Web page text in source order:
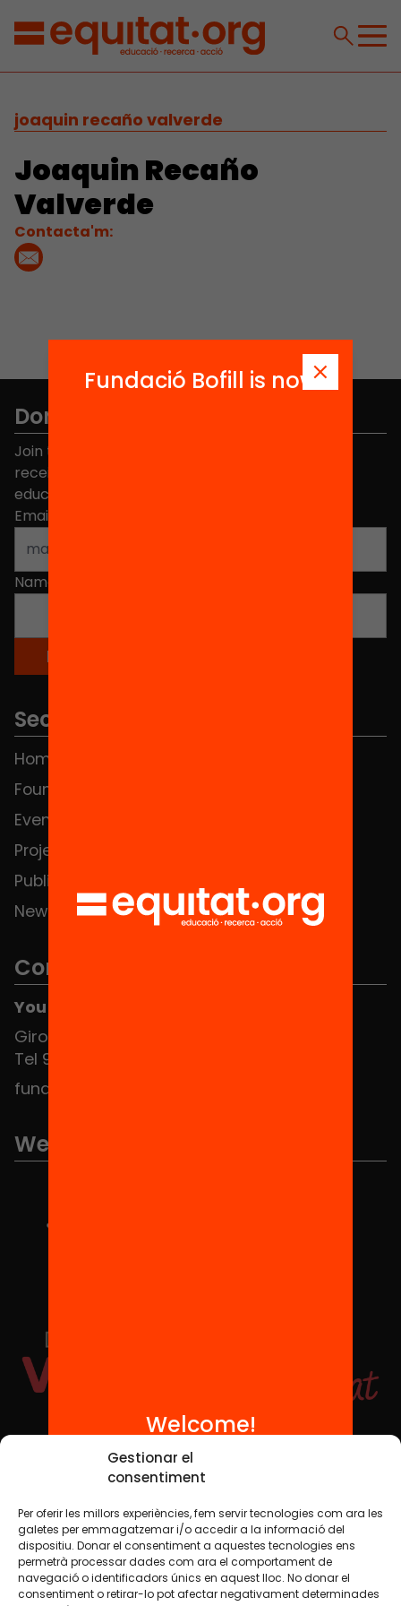
Gestionar el
consentiment
Per oferir les millors experiències, fem servir tecnologies com ara les
galetes per emmagatzemar i/o accedir a la informació del
dispositiu. Donar el consentiment a aquestes tecnologies ens
permetrà processar dades com ara el comportament de
navegació o identificadors únics en aquest lloc. No donar el
consentiment o retirar-lo pot afectar negativament determinades
joaquin recaño valverde
Joaquin Recaño
Valverde
Contacta'm:
Don't miss anything.
Join the more than 40,000 people who already
receive news about initiatives and projects for
educational change in Catalonia.
Email address
Name
Sections
Home
Foundation
Events
Projects
Publications and videos
News
Contact
You can find us at the Social HUB
Girona 34, interior 08010 Barcelona
Tel 934 588 700
fundacio@equitat.org
We are part of...
Social Media
TW YTB IG FB IN
Legal NoticeCookie Policy
Fundació Bofill is now
Welcome!